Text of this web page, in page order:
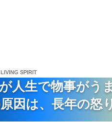
SPIRIT
人生で物事がう
因は、長年の怒